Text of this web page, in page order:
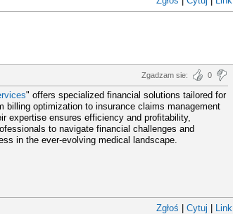
Zgadzam sie: 0
" offers specialized financial solutions tailored for
billing optimization to insurance claims management
expertise ensures efficiency and profitability,
to navigate financial challenges and
in the ever-evolving medical landscape.
Zgłoś Cytuj Link